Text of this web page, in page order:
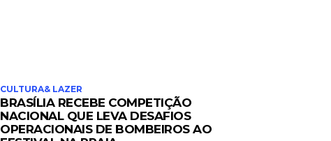
CULTURA& LAZER
BRASÍLIA RECEBE COMPETIÇÃO
NACIONAL QUE LEVA DESAFIOS
OPERACIONAIS DE BOMBEIROS AO